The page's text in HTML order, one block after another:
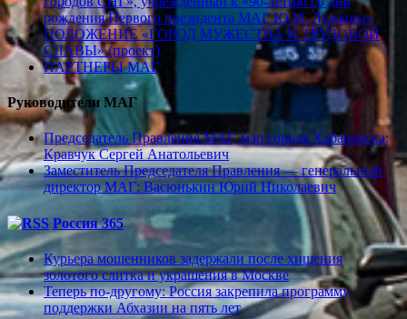
рождения Первого президента МАГ Ю.М. Лужкова»
ПОЛОЖЕНИЕ «ГОРОД МУЖЕСТВА И ТРУДОВОЙ
СЛАВЫ» (проект)
ПАРТНЕРЫ МАГ
Руководители МАГ
Председатель Правления МАГ, мэр города Хабаровска:
Кравчук Сергей Анатольевич
Заместитель Председателя Правления — генеральный
директор МАГ: Васюнькин Юрий Николаевич
Россия 365
Курьера мошенников задержали после хищения
золотого слитка и украшения в Москве
Теперь по-другому: Россия закрепила программу
поддержки Абхазии на пять лет